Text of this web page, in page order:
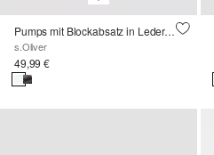
Pumps mit Blockabsatz in Leder-Optik
s.Oliver
49,99 €